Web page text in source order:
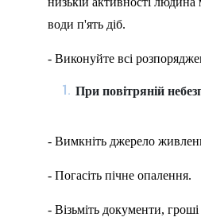
води п'ять діб.
- Виконуйте всі
При повітряній
- Вимкніть джерело
- Погасіть пічне опалення.
- Візьміть документи,